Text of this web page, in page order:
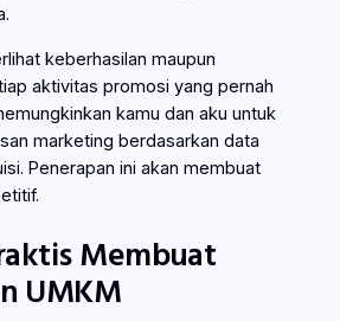
keberhasilan maupun
aktivitas promosi yang pernah
kamu dan aku untuk
marketing berdasarkan data
Penerapan ini akan membuat
Membuat
UMKM